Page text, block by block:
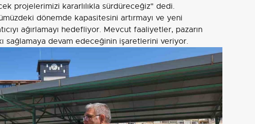
projelerimizi kararlılıkla sürdüreceğiz" dedi.
dönemde kapasitesini artırmayı ve yeni
ağırlamayı hedefliyor. Mevcut faaliyetler, pazarın
sağlamaya devam edeceğinin işaretlerini veriyor.